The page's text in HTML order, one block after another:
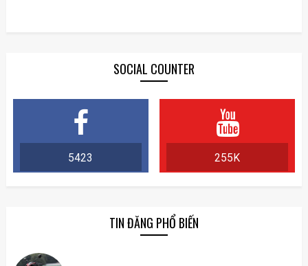
SOCIAL COUNTER
5423 255K
TIN ĐĂNG PHỔ BIẾN